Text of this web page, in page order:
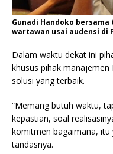
Gunadi Handoko
wartawan usai audensi di
Dalam waktu dekat ini
khusus pihak
solusi yang terbaik.
“Memang butuh waktu,
kepastian, soal
komitmen bagaimana, itu
tandasnya.